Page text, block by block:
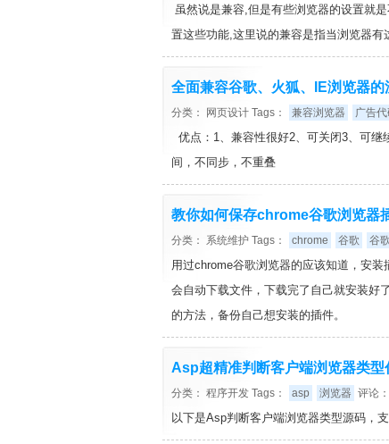
虽然说是兼容,但是有些浏览器的设置就
置这些功能,这里说的兼容是指当浏览器
全面兼容谷歌、火狐、IE浏览器的
分类： 网页设计 Tags： 兼容浏览器 广告
优点：1、兼容性很好2、可关闭3、可
间，不同步，不重叠
教你如何保存chrome谷歌浏览器
分类： 系统维护 Tags： chrome 谷歌 谷
用过chrome谷歌浏览器的应该知道，安
会自动下载文件，下载完了自己就安装好
的方法，备份自己想安装的插件。
Asp超精准判断客户端浏览器类型
分类： 程序开发 Tags： asp 浏览器 评论
以下是Asp判断客户端浏览器类型源码，